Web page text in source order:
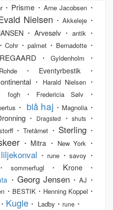
・Prisme・ Arne Jacobsen ・
Nielsen ・Akkeleje ・
・Arvesølv ・antik ・
・Cohr・palmet ・ Bernadotte ・
・Gyldenholm ・
・ Eventyrbestik ・
・ Harald Nielsen・
fogh・ Fredericia Sølv・
・ blå haj ・ Magnolia ・
・ Dragsted ・shuts ・
・Tretårnet ・ Sterling ・
・ Mitra ・ New York ・
liljekonval ・ rune ・savoy ・
sommerfugl ・ Krone・
・ Georg Jensen・ AJ ・
・ BESTIK・ Henning Koppel ・
・ Kugle ・ Ladby ・ rune ・